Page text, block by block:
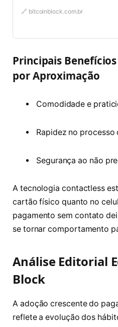
🔗 bitcoinblock.com.br
Principais
por Aproximação
Comodidade e
Rapidez no processo
Segurança ao não
A tecnologia contactless
cartão físico quanto no
pagamento sem contato
se tornar comportamento
Análise Editorial
Block
A adoção crescente do
reflete a evolução dos